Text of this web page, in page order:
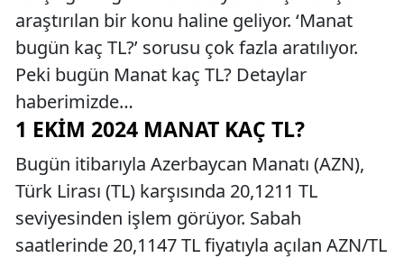
araştırılan bir konu haline geliyor. ‘Manat
bugün kaç TL?’ sorusu çok fazla aratılıyor.
Peki bugün Manat kaç TL? Detaylar
haberimizde…
1 EKIM 2024 MANAT KAÇ TL?
Bugün itibarıyla Azerbaycan Manatı (AZN),
Türk Lirası (TL) karşısında 20,1211 TL
seviyesinden işlem görüyor. Sabah
saatlerinde 20,1147 TL fiyatıyla açılan AZN/TL